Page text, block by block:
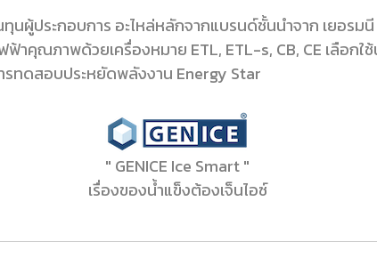
นผู้ประกอบการ อะไหล่หลักจากแบรนด์ชั้นนำจาก เยอรม
ฟ้าคุณภาพด้วยเครื่องหมาย ETL, ETL-s, CB, CE เลือก
รทดสอบประหยัดพลังงาน Energy Star
" GENICE Ice Smart "
เรื่องของน้ำแข็งต้องเจ็นไอซ์